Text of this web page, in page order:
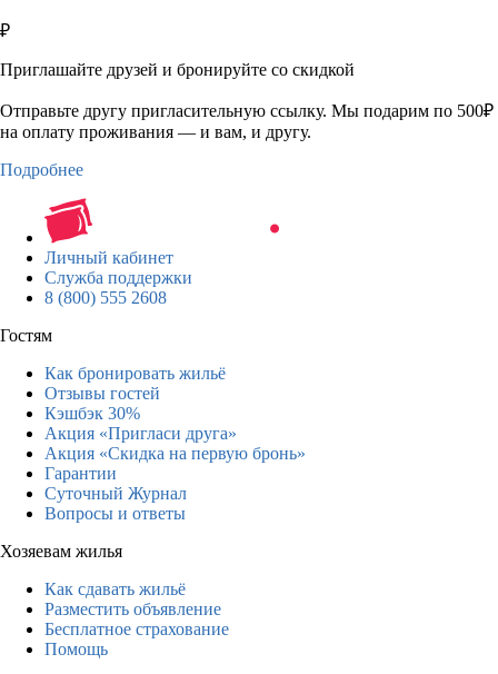
₽
Приглашайте друзей и бронируйте со скидкой
Отправьте другу пригласительную ссылку. Мы подарим по 500₽
на оплату проживания — и вам, и другу.
Подробнее
Личный кабинет
Служба поддержки
8 (800) 555 2608
Гостям
Как бронировать жильё
Отзывы гостей
Кэшбэк 30%
Акция «Пригласи друга»
Акция «Скидка на первую бронь»
Гарантии
Суточный Журнал
Вопросы и ответы
Хозяевам жилья
Как сдавать жильё
Разместить объявление
Бесплатное страхование
Помощь